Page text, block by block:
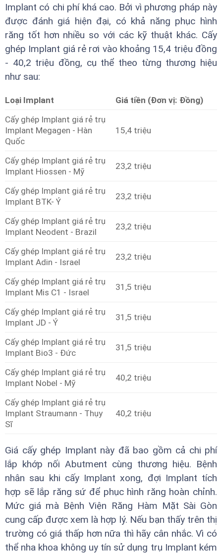
Implant có chi phí khá cao. Bởi vì phương pháp này
được đánh giá hiện đại, có khả năng phục hình
răng tốt hơn nhiều so với các kỹ thuật khác. Cấy
ghép Implant giá rẻ rơi vào khoảng 15,4 triệu đồng
- 40,2 triệu đồng, cụ thể theo từng thương hiệu
như sau:
Loại Implant
Giá tiền (Đơn vị: Đồng)
Cấy ghép Implant giá rẻ trụ
Implant Megagen - Hàn
Quốc
15,4 triệu
Cấy ghép Implant giá rẻ trụ
Implant Hiossen - Mỹ
23,2 triệu
Cấy ghép Implant giá rẻ trụ
Implant BTK- Ý
23,2 triệu
Cấy ghép Implant giá rẻ trụ
Implant Neodent - Brazil
23,2 triệu
Cấy ghép Implant giá rẻ trụ
Implant Adin - Israel
23,2 triệu
Cấy ghép Implant giá rẻ trụ
Implant Mis C1 - Israel
31,5 triệu
Cấy ghép Implant giá rẻ trụ
Implant JD - Ý
31,5 triệu
Cấy ghép Implant giá rẻ trụ
Implant Bio3 - Đức
31,5 triệu
Cấy ghép Implant giá rẻ trụ
Implant Nobel - Mỹ
40,2 triệu
Cấy ghép Implant giá rẻ trụ
Implant Straumann - Thụy
Sĩ
40,2 triệu
Giá cấy ghép Implant này đã bao gồm cả chi phí
lắp khớp nối Abutment cùng thương hiệu. Bệnh
nhân sau khi cấy Implant xong, đợi Implant tích
hợp sẽ lắp răng sứ để phục hình răng hoàn chỉnh.
Mức giá mà Bệnh Viện Răng Hàm Mặt Sài Gòn
cung cấp được xem là hợp lý. Nếu bạn thấy trên thị
trường có giá thấp hơn nữa thì hãy cân nhắc. Vì có
thể nha khoa không uy tín sử dụng trụ Implant kém